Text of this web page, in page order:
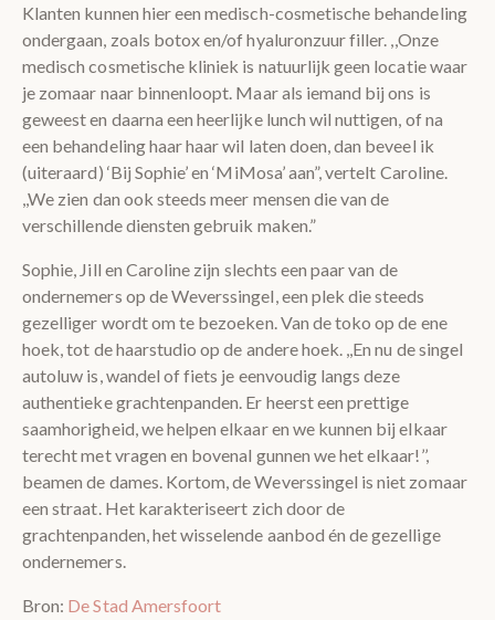
Klanten kunnen hier een medisch-cosmetische behandeling
ondergaan, zoals botox en/of hyaluronzuur filler. ,,Onze
medisch cosmetische kliniek is natuurlijk geen locatie waar
je zomaar naar binnenloopt. Maar als iemand bij ons is
geweest en daarna een heerlijke lunch wil nuttigen, of na
een behandeling haar haar wil laten doen, dan beveel ik
(uiteraard) ‘Bij Sophie’ en ‘MiMosa’ aan”, vertelt Caroline.
,,We zien dan ook steeds meer mensen die van de
verschillende diensten gebruik maken.”
Sophie, Jill en Caroline zijn slechts een paar van de
ondernemers op de Weverssingel, een plek die steeds
gezelliger wordt om te bezoeken. Van de toko op de ene
hoek, tot de haarstudio op de andere hoek. ,,En nu de singel
autoluw is, wandel of fiets je eenvoudig langs deze
authentieke grachtenpanden. Er heerst een prettige
saamhorigheid, we helpen elkaar en we kunnen bij elkaar
terecht met vragen en bovenal gunnen we het elkaar!’’,
beamen de dames. Kortom, de Weverssingel is niet zomaar
een straat. Het karakteriseert zich door de
grachtenpanden, het wisselende aanbod én de gezellige
ondernemers.
Bron: De Stad Amersfoort